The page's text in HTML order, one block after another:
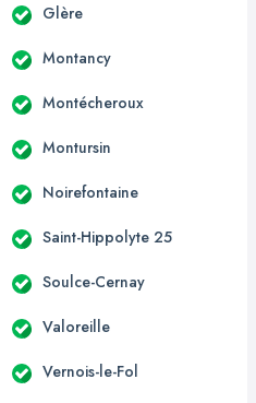
Glère
Montancy
Montécheroux
Montursin
Noirefontaine
Saint-Hippolyte 25
Soulce-Cernay
Valoreille
Vernois-le-Fol